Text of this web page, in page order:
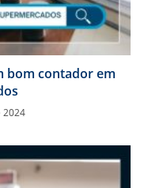
bom contador em
2024